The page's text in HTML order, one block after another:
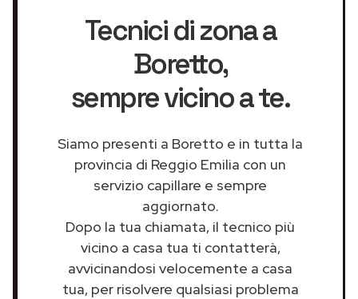
Tecnici di zona a
Boretto,
sempre vicino a te.
Siamo presenti a Boretto e in tutta la
provincia di Reggio Emilia con un
servizio capillare e sempre
aggiornato.
Dopo la tua chiamata, il tecnico più
vicino a casa tua ti contatterà,
avvicinandosi velocemente a casa
tua, per risolvere qualsiasi problema